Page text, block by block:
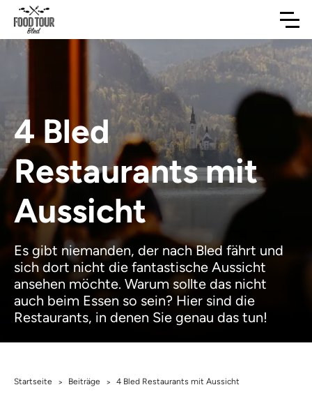
4 Bled
Restaurants mit
Aussicht
Es gibt niemanden, der nach Bled fährt und
sich dort nicht die fantastische Aussicht
ansehen möchte. Warum sollte das nicht
auch beim Essen so sein? Hier sind die
Restaurants, in denen Sie genau das tun!
Startseite > Beiträge > 4 Bled Restaurants mit Aussicht